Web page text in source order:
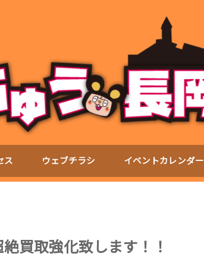
ス ウェブチラシ イベントカレンダー
買取強化致します！！